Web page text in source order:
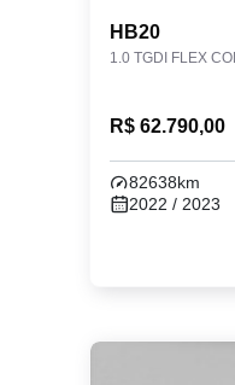
HB20
1.0 TGDI FLEX
R$ 62.790,00
82638km
2022 / 2023